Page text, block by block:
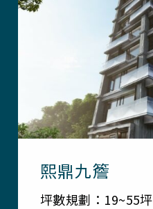
熙鼎九簷
坪數規劃：19~55坪